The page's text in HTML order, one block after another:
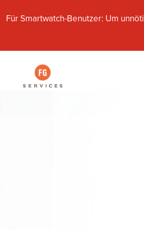
Für Smartwatch-Benutzer: Um